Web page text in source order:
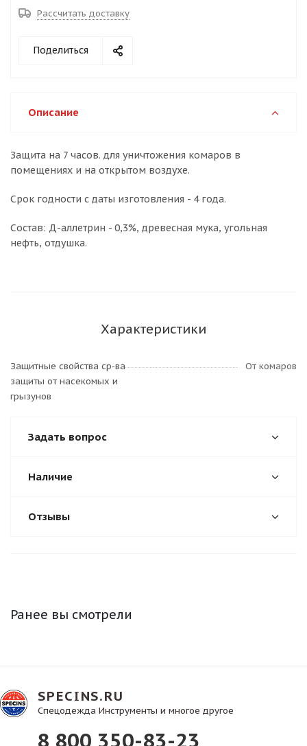
Рассчитать доставку
Поделиться
Описание
Защита на 7 часов. для уничтожения комаров в
помещениях и на открытом воздухе.
Срок годности с даты изготовления - 4 года.
Состав: Д-аллетрин - 0,3%, древесная мука, угольная
нефть, отдушка.
Характеристики
Защитные свойства ср-ва
защиты от насекомых и
грызунов
От комаров
Задать вопрос
Наличие
Отзывы
Ранее вы смотрели
SPECINS.RU
Спецодежда Инструменты и многое другое
8 800 350-83-23